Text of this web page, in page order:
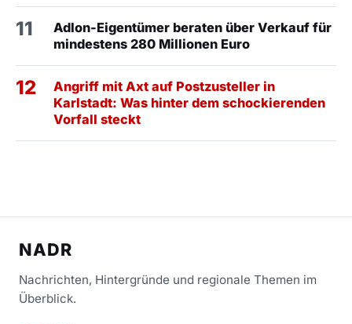
11
Adlon-Eigentümer beraten über Verkauf für
mindestens 280 Millionen Euro
12
Angriff mit Axt auf Postzusteller in
Karlstadt: Was hinter dem schockierenden
Vorfall steckt
NADR
Nachrichten, Hintergründe und regionale Themen im
Überblick.